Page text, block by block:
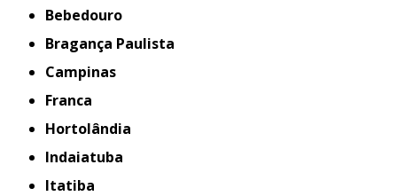
Bebedouro
Bragança Paulista
Campinas
Franca
Hortolândia
Indaiatuba
Itatiba